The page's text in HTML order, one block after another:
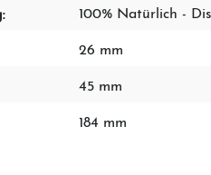
100% Natürlich -
26 mm
45 mm
184 mm